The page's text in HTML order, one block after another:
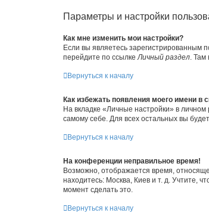
Параметры и настройки
Как мне изменить мои настройки?
Если вы являетесь зарегистрированным
перейдите по ссылке Личный раздел .
Вернуться к началу
Как избежать появления моего имени в
На вкладке «Личные настройки» в
самому себе. Для всех остальных вы
Вернуться к началу
На конференции неправильное время!
Возможно, отображается время,
находитесь: Москва, Киев и т. д. Учтите,
момент сделать это.
Вернуться к началу